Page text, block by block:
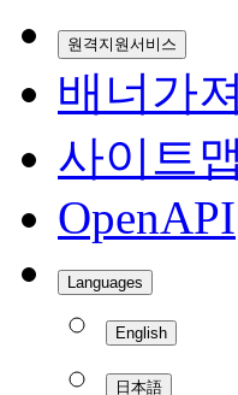
원격지원서비스
배너가
사이트맵
OpenAPI
Languages
English
日本語